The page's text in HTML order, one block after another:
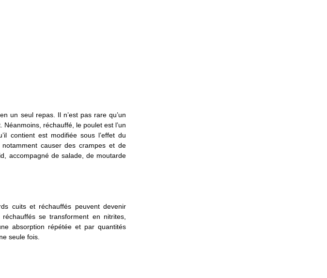
un seul repas. Il n’est pas rare qu’un
réchauffé, le poulet est l’un
contient est modifiée sous l’effet du
causer des crampes et de
accompagné de salade, de moutarde
cuits et réchauffés peuvent devenir
se transforment en nitrites,
absorption répétée et par quantités
seule fois.